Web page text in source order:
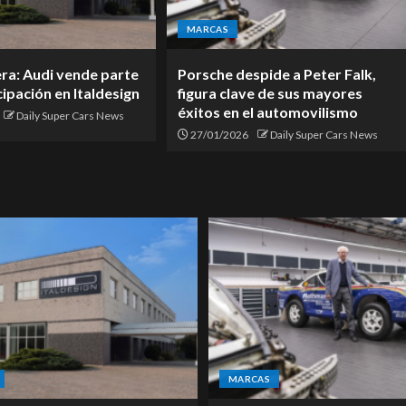
Audi vende parte
en Italdesign
Daily Super Cars News
MARCAS
Porsche despide a Peter Falk,
figura clave de sus mayores
éxitos en el automovilismo
27/01/2026 Daily Super Cars News
MARCAS